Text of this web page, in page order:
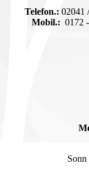
Telefon.: 02041
Mobil.: 0172
Sonn